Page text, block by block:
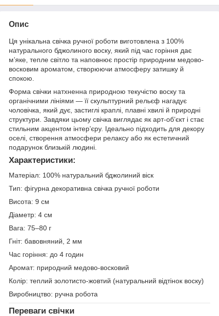
Опис
Ця унікальна свічка ручної роботи виготовлена з 100%
натурального бджолиного воску, який під час горіння дає
м’яке, тепле світло та наповнює простір природним медово-
восковим ароматом, створюючи атмосферу затишку й
спокою.
Форма свічки натхненна природною текучістю воску та
органічними лініями — її скульптурний рельєф нагадує
чоловічка, який дує, застиглі краплі, плавні хвилі й природні
структури. Завдяки цьому свічка виглядає як арт-об’єкт і стає
стильним акцентом інтер’єру. Ідеально підходить для декору
оселі, створення атмосфери релаксу або як естетичний
подарунок близькій людині.
Характеристики:
Матеріал: 100% натуральний бджолиний віск
Тип: фігурна декоративна свічка ручної роботи
Висота: 9 см
Діаметр: 4 см
Вага: 75–80 г
Гніт: бавовняний, 2 мм
Час горіння: до 4 годин
Аромат: природний медово-восковий
Колір: теплий золотисто-жовтий (натуральний відтінок воску)
Виробництво: ручна робота
Переваги свічки